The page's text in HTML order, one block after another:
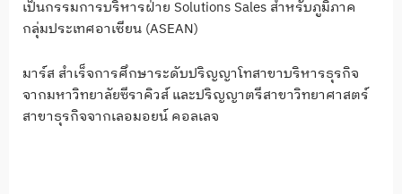
เป็นกรรมการบริหารฝ่าย Solutions Sales สำหรับภูมิภาค
กลุ่มประเทศอาเซียน (ASEAN)
มาร์ส สำเร็จการศึกษาระดับปริญญาโทสาขาบริหารธุรกิจ
จากมหาวิทยาลัยซีราคิวส์ และปริญญาตรีสาขาวิทยาศาสตร์
สาขาธุรกิจจากเลอมอยน์ คอลเลจ